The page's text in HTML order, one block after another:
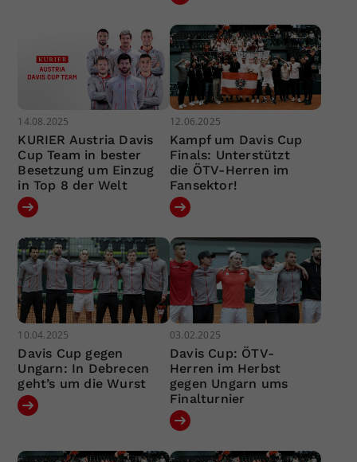
14.08.2025
KURIER Austria Davis
Cup Team in bester
Besetzung um Einzug
in Top 8 der Welt
12.06.2025
Kampf um Davis Cup
Finals: Unterstützt
die ÖTV-Herren im
Fansektor!
10.04.2025
Davis Cup gegen
Ungarn: In Debrecen
geht’s um die Wurst
03.02.2025
Davis Cup: ÖTV-
Herren im Herbst
gegen Ungarn ums
Finalturnier